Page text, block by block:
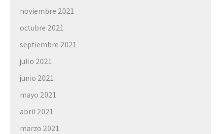
noviembre 2021
octubre 2021
septiembre 2021
julio 2021
junio 2021
mayo 2021
abril 2021
marzo 2021